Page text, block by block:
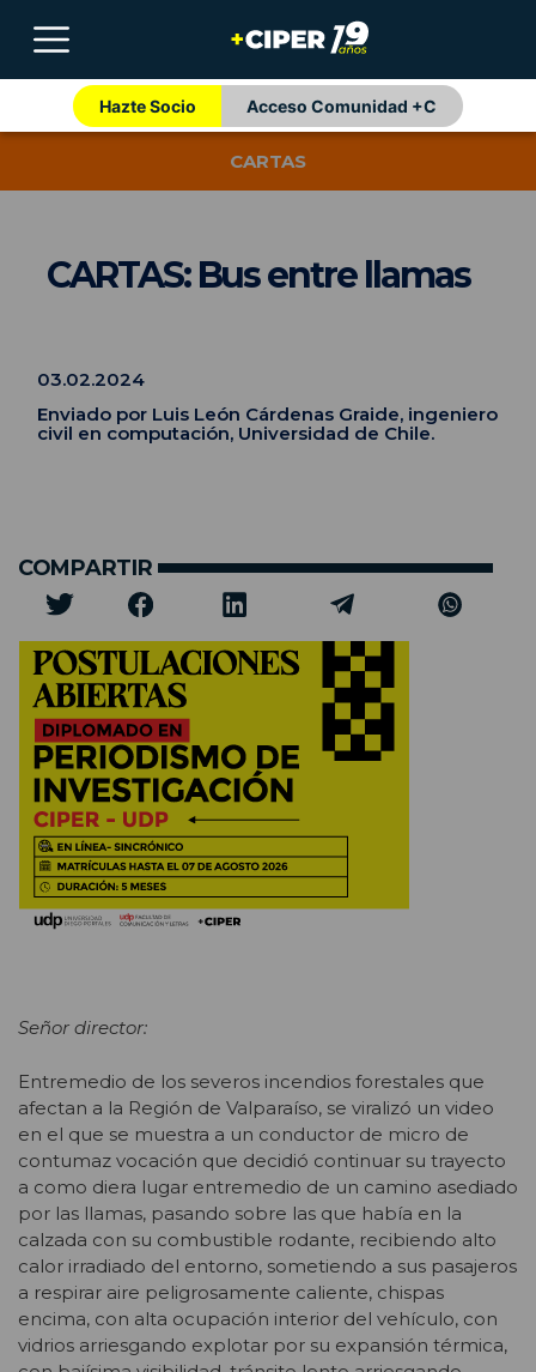
Hazte Socio Acceso Comunidad +C
CARTAS
CARTAS: Bus entre llamas
03.02.2024
Enviado por Luis León Cárdenas Graide, ingeniero
civil en computación, Universidad de Chile.
COMPARTIR
Señor director:
Entremedio de los severos incendios forestales que
afectan a la Región de Valparaíso, se viralizó un video
en el que se muestra a un conductor de micro de
contumaz vocación que decidió continuar su trayecto
a como diera lugar entremedio de un camino asediado
por las llamas, pasando sobre las que había en la
calzada con su combustible rodante, recibiendo alto
calor irradiado del entorno, sometiendo a sus pasajeros
a respirar aire peligrosamente caliente, chispas
encima, con alta ocupación interior del vehículo, con
vidrios arriesgando explotar por su expansión térmica,